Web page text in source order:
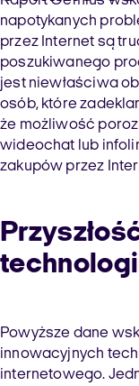
napotykanych
przez Internet są
poszukiwanego
jest niewłaściwa
osób, które
że możliwość
wideochat lub
zakupów przez
Powyższe dane
innowacyjnych
internetowego.